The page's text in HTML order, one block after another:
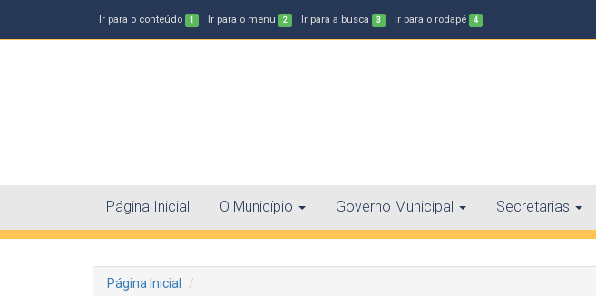
Ir para o conteúdo 1 Ir para o menu 2 Ir para a busca 3 Ir para o rodapé 4
Página Inicial O Município Governo Municipal Secretarias
Página Inicial